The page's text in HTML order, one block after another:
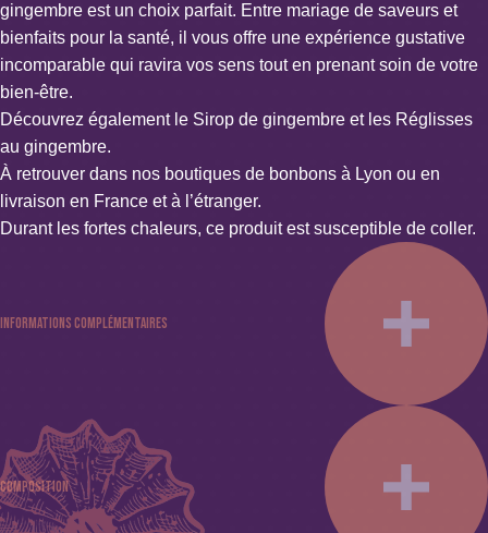
gingembre est un choix parfait. Entre mariage de saveurs et
bienfaits pour la santé, il vous offre une expérience gustative
incomparable qui ravira vos sens tout en prenant soin de votre
bien-être.
Découvrez également le Sirop de gingembre et les Réglisses
au gingembre.
À retrouver dans nos boutiques de bonbons à Lyon ou en
livraison en France et à l’étranger.
Durant les fortes chaleurs, ce produit est susceptible de coller.
Informations complémentaires
Poids : 0.25 kg ou 0.5 kg
Couleur : Marron
Spécificités : Sans alcool, Sans colorant, Sans conservateur ni
stabilisant, Sans édulcorant, Sans gélatine, Sans gluten, Sans
lait, Vegan
Composition